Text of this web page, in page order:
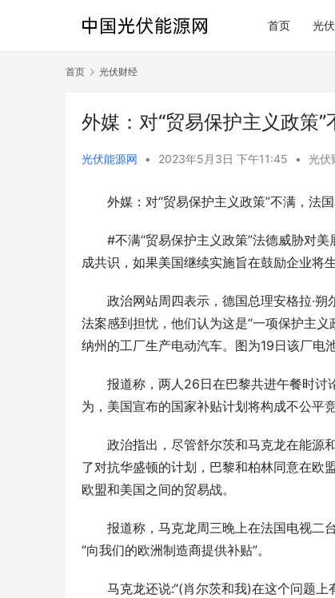
首页 光
首页 光伏财经
外媒：对“贸易保护主义政策
光伏能源网 • 2023年5月3日 下午11:45 • 光伏
外媒：对“贸易保护主义政策”不满，法
#不满“贸易保护主义政策”法德威胁对
成共识，如果美国继续实施旨在鼓励企业将
政治网站周四表示，德国总理安格拉·
法案感到担忧，他们认为这是“一项保护主
纳州的工厂生产电动汽车。图为19日该厂电
报道称，两人26日在巴黎共进午餐时讨
为，美国宣布的国家补贴计划将构成不公平
政治指出，尽管舒尔茨和马克龙在能源
了对抗华盛顿的计划，巴黎和柏林同意在欧
欧盟和美国之间的贸易战。
报道称，马克龙周三晚上在法国电视二
“向我们的欧洲制造商提供补贴”。
马克龙还说:“(肖尔茨和我)在这个问题